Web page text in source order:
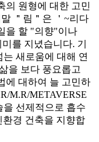
의 원형에 대한 고민
＂림＂은 ＇~리다
을 할 "의향"이나
를 지녔습니다. 기
새로움에 대해 연
을 보다 풍요롭고
에 대하여 늘 고민하
M.R/METAVERSE
을 선제적으로 흡수
환경 건축을 지향합